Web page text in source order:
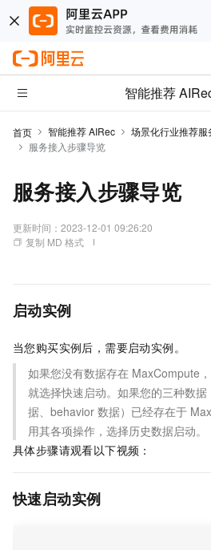
智能推荐
首页 智能推荐 AIRec 场景化行业推荐服
服务接入步骤导览
服务接入步骤导览
更新时间： 2023-12-01 09:26:20
复制 MD 格式
启动实例
当您购买实例后，需要启动实例。
如果您没有数据存在 MaxCompute
就选择快速启动。如果您的三种数据
据、behavior 数据）已经存在于
用其各项操作，选择历史数据启动。
具体步骤请观看以下视频：
快速启动实例